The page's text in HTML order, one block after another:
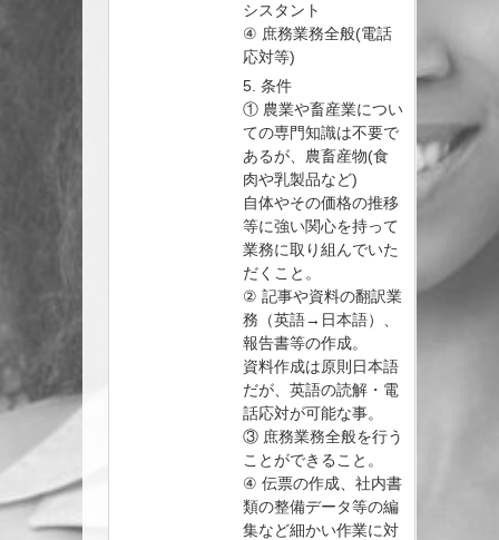
シスタント
④ 庶務業務全般(電話
応対等)
5. 条件
① 農業や畜産業につい
ての専門知識は不要で
あるが、農畜産物(食
肉や乳製品など)
自体やその価格の推移
等に強い関心を持って
業務に取り組んでいた
だくこと。
② 記事や資料の翻訳業
務（英語→日本語）、
報告書等の作成。
資料作成は原則日本語
だが、英語の読解・電
話応対が可能な事。
③ 庶務業務全般を行う
ことができること。
④ 伝票の作成、社内書
類の整備データ等の編
集など細かい作業に対